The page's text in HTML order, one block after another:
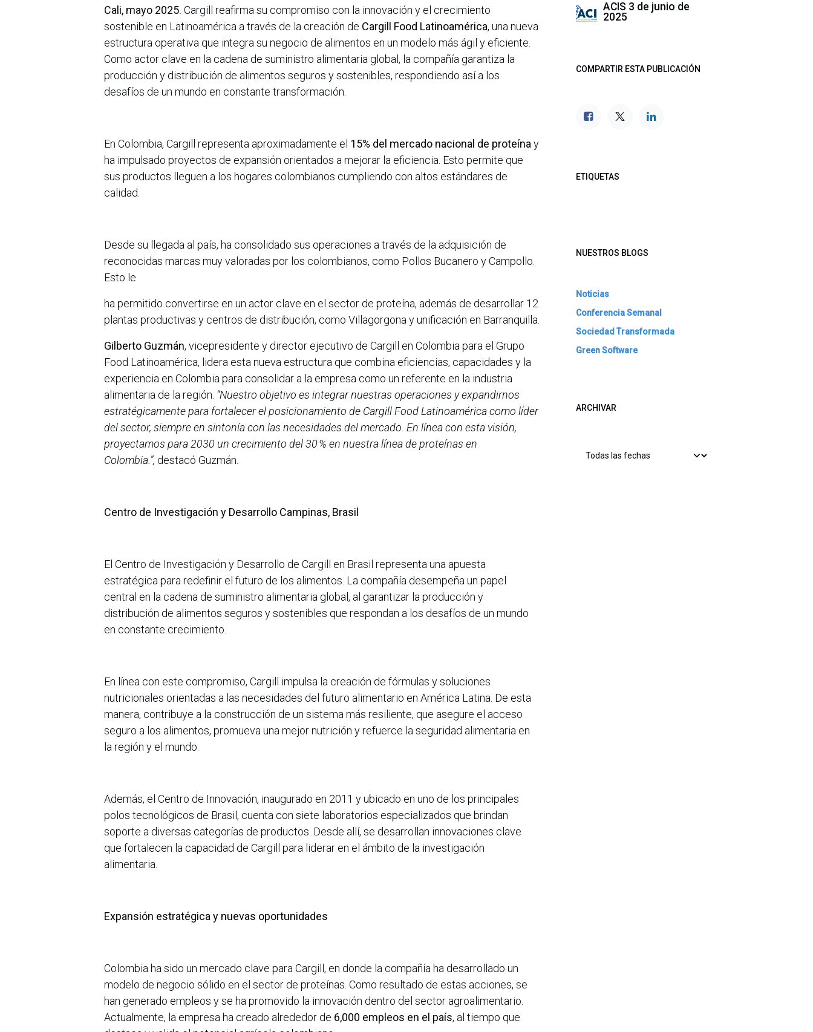
Cali, mayo 2025. Cargill reafirma su compromiso con la innovación y el crecimiento
sostenible en Latinoamérica a través de la creación de Cargill Food Latinoamérica, una nueva
estructura operativa que integra su negocio de alimentos en un modelo más ágil y eficiente.
Como actor clave en la cadena de suministro alimentaria global, la compañía garantiza la
producción y distribución de alimentos seguros y sostenibles, respondiendo así a los
desafíos de un mundo en constante transformación.
En Colombia, Cargill representa aproximadamente el 15% del mercado nacional de proteína y
ha impulsado proyectos de expansión orientados a mejorar la eficiencia. Esto permite que
sus productos lleguen a los hogares colombianos cumpliendo con altos estándares de
calidad.
Desde su llegada al país, ha consolidado sus operaciones a través de la adquisición de
reconocidas marcas muy valoradas por los colombianos, como Pollos Bucanero y Campollo.
Esto le
ha permitido convertirse en un actor clave en el sector de proteína, además de desarrollar 12
plantas productivas y centros de distribución, como Villagorgona y unificación en Barranquilla.
Gilberto Guzmán, vicepresidente y director ejecutivo de Cargill en Colombia para el Grupo
Food Latinoamérica, lidera esta nueva estructura que combina eficiencias, capacidades y la
experiencia en Colombia para consolidar a la empresa como un referente en la industria
alimentaria de la región. “Nuestro objetivo es integrar nuestras operaciones y expandirnos
estratégicamente para fortalecer el posicionamiento de Cargill Food Latinoamérica como líder
del sector, siempre en sintonía con las necesidades del mercado. En línea con esta visión,
proyectamos para 2030 un crecimiento del 30 % en nuestra línea de proteínas en
Colombia.”, destacó Guzmán.
Centro de Investigación y Desarrollo Campinas, Brasil
El Centro de Investigación y Desarrollo de Cargill en Brasil representa una apuesta
estratégica para redefinir el futuro de los alimentos. La compañía desempeña un papel
central en la cadena de suministro alimentaria global, al garantizar la producción y
distribución de alimentos seguros y sostenibles que respondan a los desafíos de un mundo
en constante crecimiento.
En línea con este compromiso, Cargill impulsa la creación de fórmulas y soluciones
nutricionales orientadas a las necesidades del futuro alimentario en América Latina. De esta
manera, contribuye a la construcción de un sistema más resiliente, que asegure el acceso
seguro a los alimentos, promueva una mejor nutrición y refuerce la seguridad alimentaria en
la región y el mundo.
Además, el Centro de Innovación, inaugurado en 2011 y ubicado en uno de los principales
polos tecnológicos de Brasil, cuenta con siete laboratorios especializados que brindan
soporte a diversas categorías de productos. Desde allí, se desarrollan innovaciones clave
que fortalecen la capacidad de Cargill para liderar en el ámbito de la investigación
alimentaria.
Expansión estratégica y nuevas oportunidades
Colombia ha sido un mercado clave para Cargill, en donde la compañía ha desarrollado un
modelo de negocio sólido en el sector de proteínas. Como resultado de estas acciones, se
han generado empleos y se ha promovido la innovación dentro del sector agroalimentario.
Actualmente, la empresa ha creado alrededor de 6,000 empleos en el país, al tiempo que
ACIS 3 de junio de
2025
COMPARTIR ESTA PUBLICACIÓN
ETIQUETAS
NUESTROS BLOGS
Noticias
Conferencia Semanal
Sociedad Transformada
Green Software
ARCHIVAR